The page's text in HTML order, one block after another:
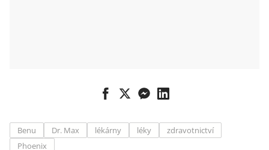
Benu Dr. Max lékárny léky
zdravotnictví
Phoenix